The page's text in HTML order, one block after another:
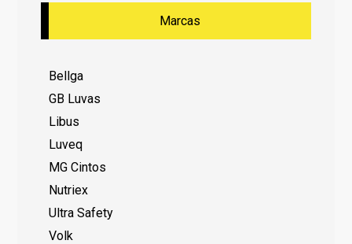
Marcas
Bellga
GB Luvas
Libus
Luveq
MG Cintos
Nutriex
Ultra Safety
Volk